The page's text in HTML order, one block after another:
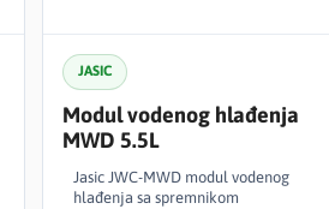
JASIC
Modul vodenog hlađenja
MWD 5.5L
Jasic JWC-MWD modul vodenog
hlađenja sa spremnikom